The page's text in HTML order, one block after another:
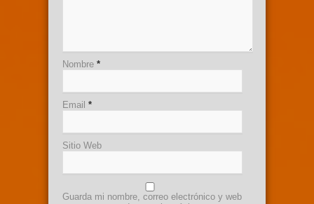
Nombre *
Email *
Sitio Web
Guarda mi nombre, correo electrónico y web